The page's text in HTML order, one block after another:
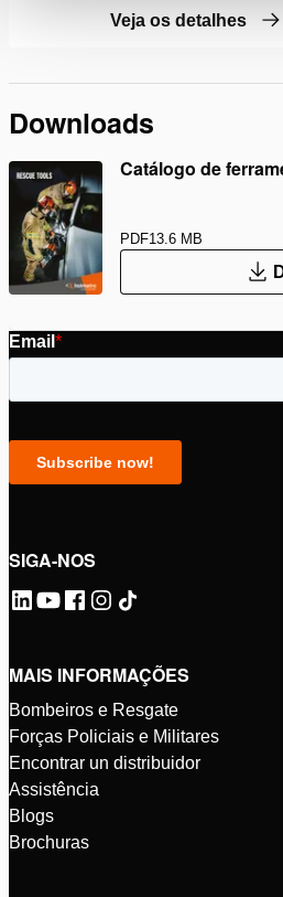
Veja os detalhes
Downloads
Catálogo de
PDF13.6 MB
SIGA-NOS
MAIS INFORMAÇÕES
Bombeiros e Resgate
Forças Policiais e Militares
Encontrar un distribuidor
Assistência
Blogs
Brochuras